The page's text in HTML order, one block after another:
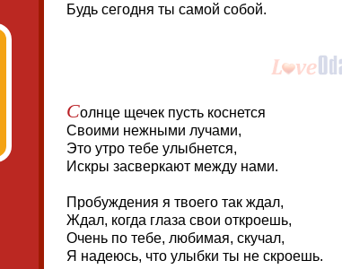
Будь сегодня ты самой собой.
Солнце щечек пусть коснется
Своими нежными лучами,
Это утро тебе улыбнется,
Искры засверкают между нами.
Пробуждения я твоего так ждал,
Ждал, когда глаза свои откроешь,
Очень по тебе, любимая, скучал,
Я надеюсь, что улыбки ты не скроешь.